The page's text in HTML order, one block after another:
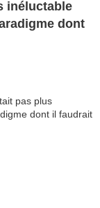
inéluctable
dont